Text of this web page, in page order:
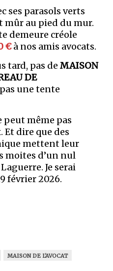
ses parasols verts
au pied du mur.
demeure créole
€à nos amis avocats.
tard, pas de MAISON
DE
une tente
peut même pas
Et dire que des
mettent leur
moites d’un nul
Je serai
février 2026.
MAISON DE L'AVOCAT